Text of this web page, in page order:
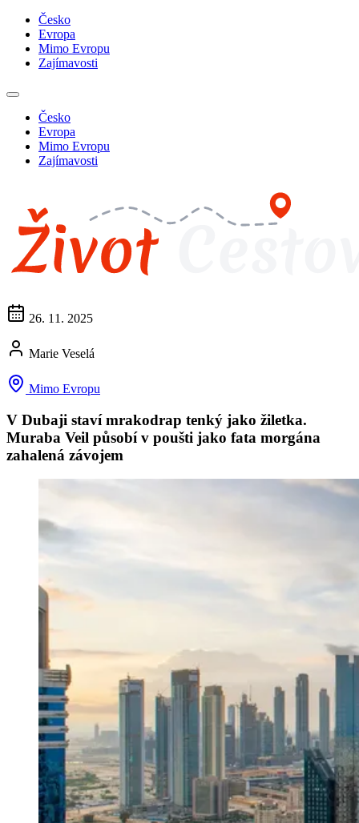
Česko
Evropa
Mimo Evropu
Zajímavosti
Česko
Evropa
Mimo Evropu
Zajímavosti
26. 11. 2025
Marie Veselá
Mimo Evropu
V Dubaji staví mrakodrap tenký jako žiletka.
Muraba Veil působí v poušti jako fata morgána
zahalená závojem